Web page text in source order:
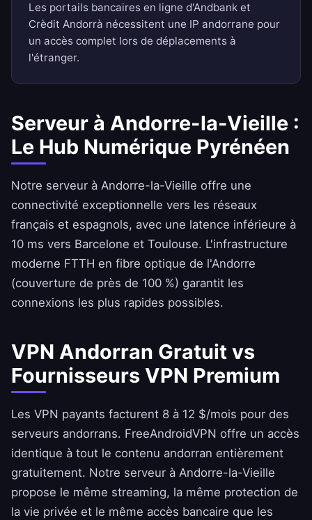
Les portails bancaires en ligne d'Andbank et
Crèdit Andorrà nécessitent une IP andorrane pour
un accès complet lors de déplacements à
l'étranger.
Serveur à Andorre-la-Vieille :
Le Hub Numérique Pyrénéen
Notre serveur à Andorre-la-Vieille offre une
connectivité exceptionnelle vers les réseaux
français et espagnols, avec une latence inférieure à
10 ms vers Barcelone et Toulouse. L'infrastructure
moderne FTTH en fibre optique de l'Andorre
(couverture de près de 100 %) garantit les
connexions les plus rapides possibles.
VPN Andorran Gratuit vs
Fournisseurs VPN Premium
Les VPN payants facturent 8 à 12 $/mois pour des
serveurs andorrans. FreeAndroidVPN offre un accès
identique à tout le contenu andorran entièrement
gratuitement. Notre serveur à Andorre-la-Vieille
propose le même streaming, la même protection de
la vie privée et le même accès bancaire que les